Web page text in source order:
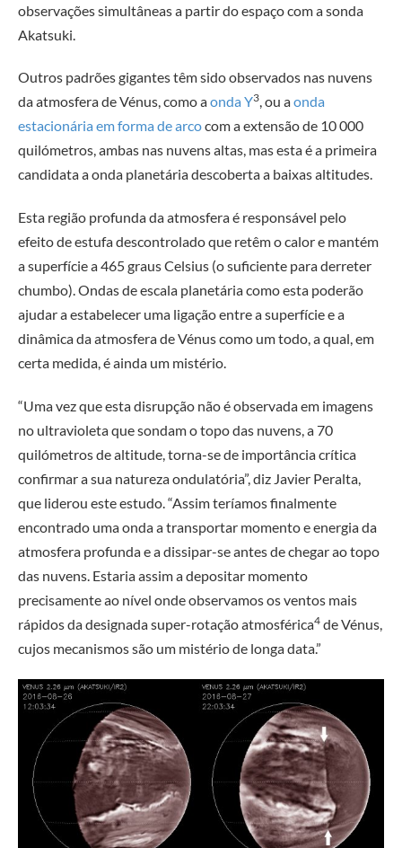
observações simultâneas a partir do espaço com a sonda
Akatsuki.
Outros padrões gigantes têm sido observados nas nuvens
da atmosfera de Vénus, como aonda Y3, ou aonda
estacionária em forma de arcocom a extensão de 10 000
quilómetros, ambas nas nuvens altas, mas esta é a primeira
candidata a onda planetária descoberta a baixas altitudes.
Esta região profunda da atmosfera é responsável pelo
efeito de estufa descontrolado que retêm o calor e mantém
a superfície a 465 graus Celsius (o suficiente para derreter
chumbo). Ondas de escala planetária como esta poderão
ajudar a estabelecer uma ligação entre a superfície e a
dinâmica da atmosfera de Vénus como um todo, a qual, em
certa medida, é ainda um mistério.
“Uma vez que esta disrupção não é observada em imagens
no ultravioleta que sondam o topo das nuvens, a 70
quilómetros de altitude, torna-se de importância crítica
confirmar a sua natureza ondulatória”, diz Javier Peralta,
que liderou este estudo. “Assim teríamos finalmente
encontrado uma onda a transportar momento e energia da
atmosfera profunda e a dissipar-se antes de chegar ao topo
das nuvens. Estaria assim a depositar momento
precisamente ao nível onde observamos os ventos mais
rápidos da designada super-rotação atmosférica4 de Vénus,
cujos mecanismos são um mistério de longa data.”